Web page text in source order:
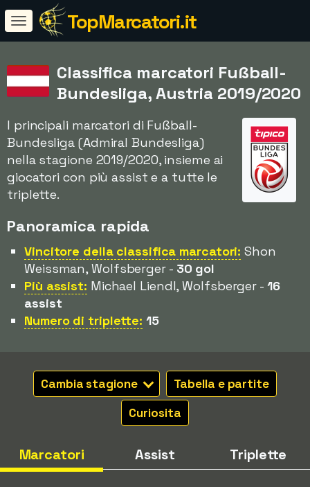
TopMarcatori.it
Classifica marcatori Fußball-
Bundesliga, Austria 2019/2020
I principali marcatori di Fußball-
Bundesliga (Admiral Bundesliga)
nella stagione 2019/2020, insieme ai
giocatori con più assist e a tutte le
triplette.
Panoramica rapida
Vincitore della classifica marcatori: Shon
Weissman, Wolfsberger - 30 gol
Più assist: Michael Liendl, Wolfsberger - 16
assist
Numero di triplette: 15
Cambia stagione
Tabella e partite
Curiosita
Marcatori Assist Triplette